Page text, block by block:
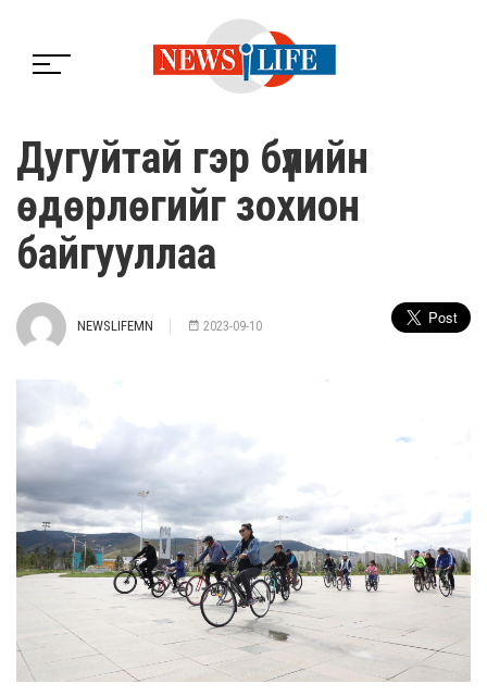
Дугуйтай гэр бүлийн
өдөрлөгийг зохион
байгууллаа
NEWSLIFEMN 2023-09-10